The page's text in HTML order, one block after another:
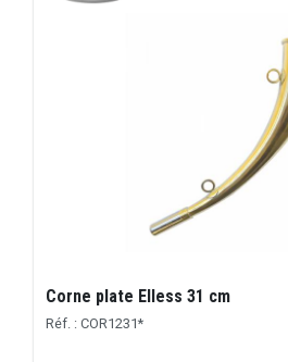
Corne plate Elless 31 cm
Réf. : COR1231*